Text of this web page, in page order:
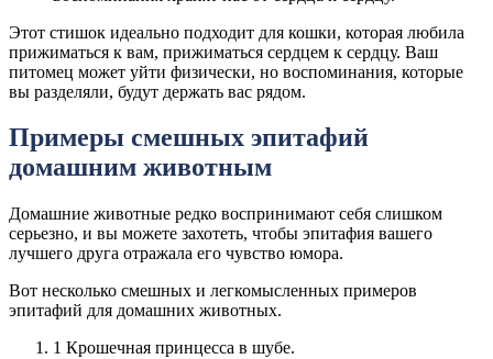
Этот стишок идеально подходит для кошки, которая любила
прижиматься к вам, прижиматься сердцем к сердцу. Ваш
питомец может уйти физически, но воспоминания, которые
вы разделяли, будут держать вас рядом.
Примеры смешных эпитафий
домашним животным
Домашние животные редко воспринимают себя слишком
серьезно, и вы можете захотеть, чтобы эпитафия вашего
лучшего друга отражала его чувство юмора.
Вот несколько смешных и легкомысленных примеров
эпитафий для домашних животных.
1 Крошечная принцесса в шубе.